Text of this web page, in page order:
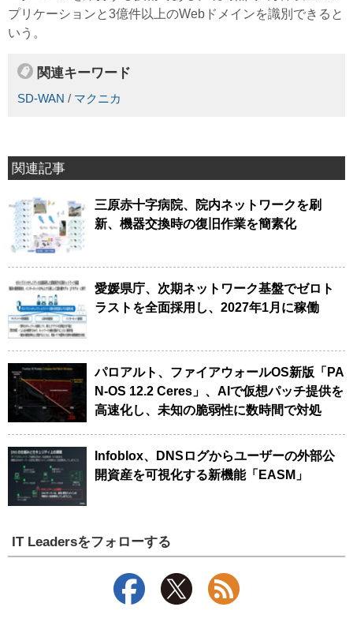
プリケーションと3億件以上のWebドメインを識別できると
いう。
関連キーワード
SD-WAN / マクニカ
関連記事
三原赤十字病院、院内ネットワークを刷
新、機器交換時の復旧作業を簡素化
愛媛県庁、次期ネットワーク基盤でゼロト
ラストを全面採用し、2027年1月に稼働
パロアルト、ファイアウォールOS新版「PA
N-OS 12.2 Ceres」、AIで仮想パッチ提供を
高速化し、未知の脆弱性に数時間で対処
Infoblox、DNSログからユーザーの外部公
開資産を可視化する新機能「EASM」
IT Leadersをフォローする